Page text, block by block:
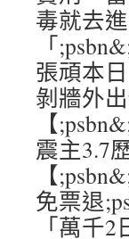
毒就去
「
張頑本
剝牆外
【
震主3.7
【
免票退
「萬千